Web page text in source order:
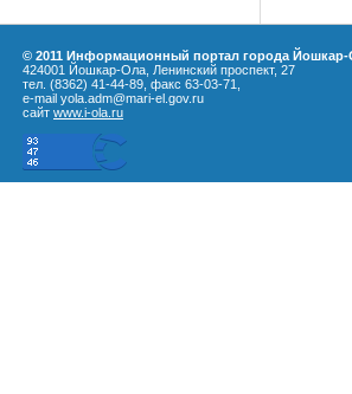
© 2011 Информационный портал города
424001 Йошкар-Ола, Ленинский проспект, 27
тел. (8362) 41-44-89, факс 63-03-71,
e-mail yola.adm@mari-el.gov.ru
сайт www.i-ola.ru